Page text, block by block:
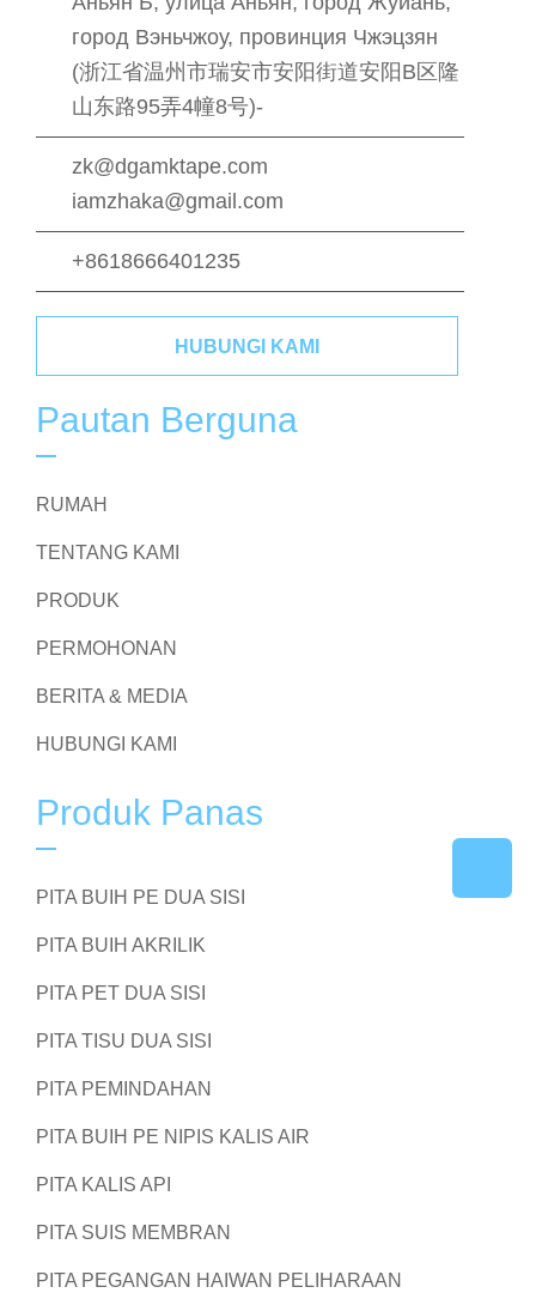
город Вэньчжоу, провинция Чжэцзян
(浙江省温州市瑞安市安阳街道安阳B区隆
山东路95弄4幢8号)-
zk@dgamktape.com
iamzhaka@gmail.com
+8618666401235
HUBUNGI KAMI
Pautan Berguna
RUMAH
TENTANG KAMI
PRODUK
PERMOHONAN
BERITA & MEDIA
HUBUNGI KAMI
Produk Panas
PITA BUIH PE DUA SISI
PITA BUIH AKRILIK
PITA PET DUA SISI
PITA TISU DUA SISI
PITA PEMINDAHAN
PITA BUIH PE NIPIS KALIS AIR
PITA KALIS API
PITA SUIS MEMBRAN
PITA PEGANGAN HAIWAN PELIHARAAN